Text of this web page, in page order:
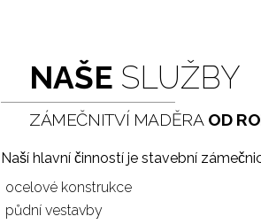
NAŠE SLUŽBY
ZÁMEČNITVÍ MADĚRA OD
Naší hlavní činností je stavební
ocelové konstrukce
půdní vestavby